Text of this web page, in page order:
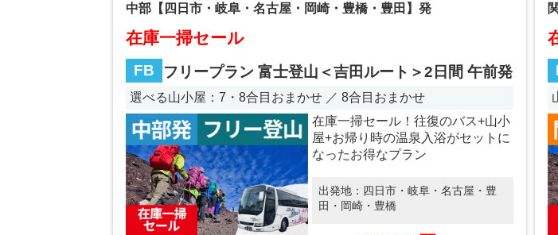
中部【四日市・岐阜・名古屋・岡崎・豊橋・豊田】発
在庫一掃セール
FB フリープラン 富士登山＜吉田ルート＞2日間 午前発
選べる山小屋：7・8合目おまかせ ／ 8合目おまかせ
在庫一掃セール！往復のバス+山小
屋+お帰り時の温泉入浴がセットに
なったお得なプラン
出発地： 四日市・岐阜・名古屋・豊
田・岡崎・豊橋